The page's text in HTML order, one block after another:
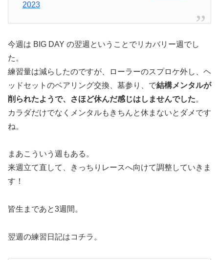
2023
今週は BIG DAY の翌週ということでリカバリー週でし
た。
練習量は減らしたのですが、ローラーのスプロケ外し、ヘ
ッドセットのベアリング交換、墓参り、で結構メンタルが
削られたようで、さほど休んだ感じはしませんでした。
カラダだけでなくメンタルもきちんと休まないとダメです
ね。
まあこういう週もある。
来週立て直して、きっちりレースへ向けて調整していきま
す！
皆生まであと3週間。
翌週の練習日記はコチラ。